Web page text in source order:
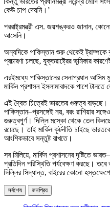
কেউ চাপ দেয়নি।’
পররাষ্ট্রমন্ত্রী এস. জয়শঙ্করও জানান,
আসেনি।
অন্যদিকে পাকিস্তান শুরু থেকেই ট্রাম্পকে
প্রচারণা চলছে, যুক্তরাষ্ট্রের ভূমিকার
এরইমধ্যে পাকিস্তানের সেনাপ্রধান আসিম
মার্কিন প্রশাসন ইসলামাবাদকে পাশে
এই দ্বৈত চিত্রেই ভারতের গুরুত্ব বাড়ছে।
পাকিস্তান–প্রসঙ্গেই নয়, বরং রাশিয়ার
গুরুত্বপূর্ণ। দিল্লি মস্কো থেকে তেল
রয়েছে। তাই মার্কিন কূটনীতি চাইছে
আংশিকভাবে সন্তুষ্ট রাখতে।
সব মিলিয়ে, মার্কিন প্রশাসনের দৃষ্টিতে
প্রতিদিন পরিস্থিতি পর্যবেক্ষণ করছে।
দিল্লির সিদ্ধান্ত, বাইরের কোনো
সর্বশেষ জনপ্রিয়